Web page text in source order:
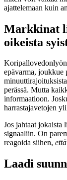
ajattelemaan kuin
Markkinat
oikeista
epävarma, joukkue
perässä. Mutta
informaatioon.
harrastajavetojen
Jos jahtaat jokaista
signaaliin. On
reagoida siihen, että
Laadi